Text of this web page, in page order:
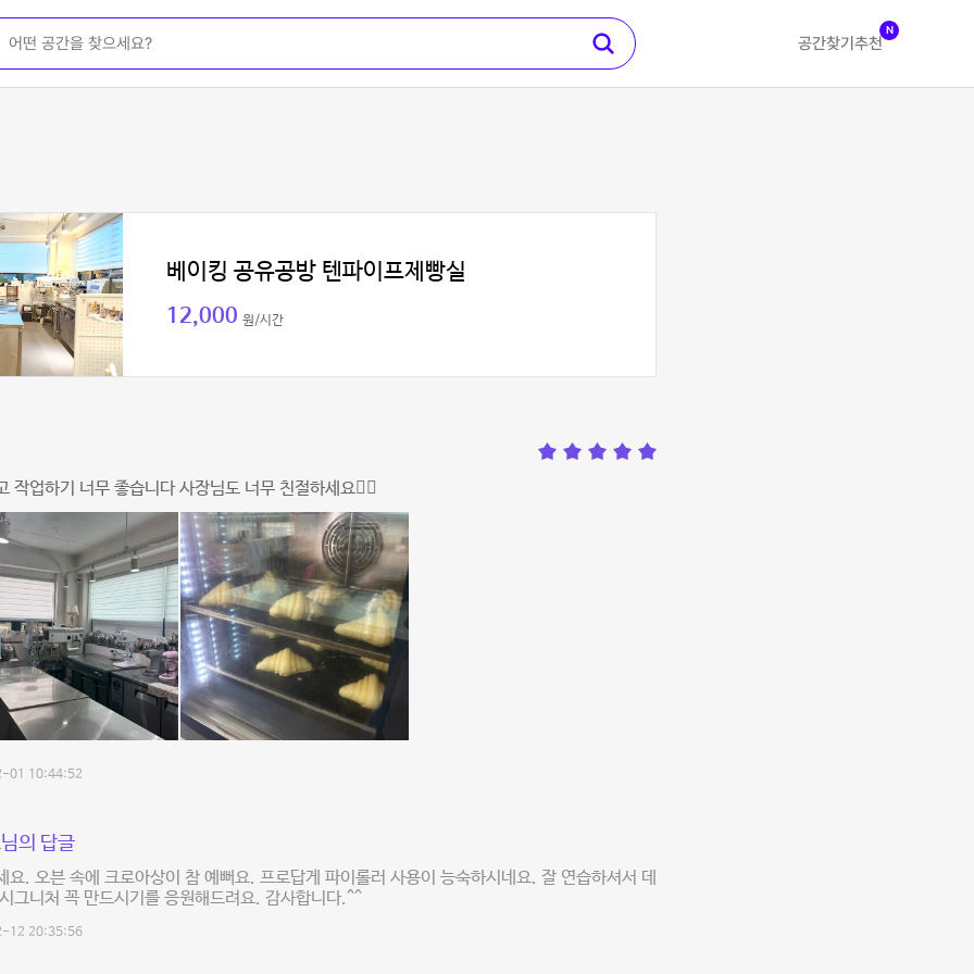
공간찾기 추천
N
베이킹 공유공방 텐파이프제빵실
12,000 원/시간
작업하기 너무 좋습니다 사장님도 너무 친절하세요👍🏻
01 10:44:52
의 답글
요. 오븐 속에 크로아상이 참 예뻐요. 프로답게 파이롤러 사용이 능숙하시네요. 잘 연습하셔서 데
그니처 꼭 만드시기를 응원해드려요. 감사합니다.^^
12 20:35:56